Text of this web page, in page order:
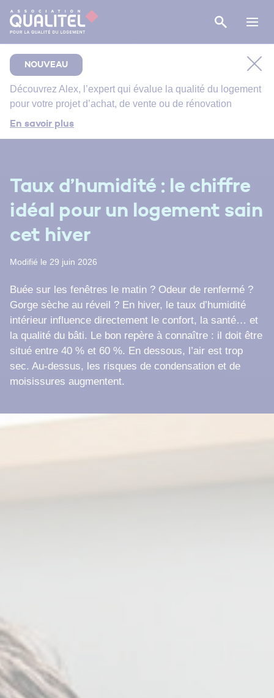
Comment bien suivre le chantier de rénovation de
votre salle de bain ?
retrouver ?
NOUVEAU
Découvrez Alex, l’expert qui évalue la qualité du logement
pour votre projet d’achat, de vente ou de rénovation
En savoir plus
Taux d’humidité : le chiffre
idéal pour un logement sain
cet hiver
Modifié le 29 juin 2026
Buée sur les fenêtres le matin ? Odeur de renfermé ?
Gorge sèche au réveil ? En hiver, le taux d’humidité
intérieur influence directement le confort, la santé… et
la qualité du bâti. Le bon repère à connaître : il doit être
situé entre 40 % et 60 %. En dessous, l’air est trop
sec. Au-dessus, les risques de condensation et de
moisissures augmentent.